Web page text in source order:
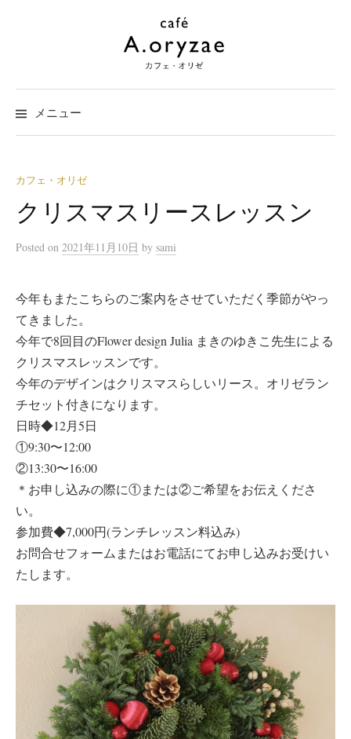
ツ
へ
ス
ッ
プ
メニュー
カフェ・オリゼ
クリスマスリースレッスン
Posted on 2021年11月10日 by sami
今年もまたこちらのご案内をさせていただく季節がやっ
てきました。
今年で8回目のFlower design Julia まきのゆきこ先生による
クリスマスレッスンです。
今年のデザインはクリスマスらしいリース。オリゼラン
チセット付きになります。
日時◆12月5日
①9:30〜12:00
②13:30〜16:00
＊お申し込みの際に①または②ご希望をお伝えくださ
い。
参加費◆7,000円(ランチレッスン料込み)
お問合せフォームまたはお電話にてお申し込みお受けい
たします。